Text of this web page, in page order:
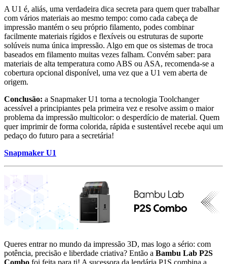
A U1 é, aliás, uma verdadeira dica secreta para quem quer trabalhar
com vários materiais ao mesmo tempo: como cada cabeça de
impressão mantém o seu próprio filamento, podes combinar
facilmente materiais rígidos e flexíveis ou estruturas de suporte
solúveis numa única impressão. Algo em que os sistemas de troca
baseados em filamento muitas vezes falham. Convém saber: para
materiais de alta temperatura como ABS ou ASA, recomenda-se a
cobertura opcional disponível, uma vez que a U1 vem aberta de
origem.
Conclusão: a Snapmaker U1 torna a tecnologia Toolchanger
acessível a principiantes pela primeira vez e resolve assim o maior
problema da impressão multicolor: o desperdício de material. Quem
quer imprimir de forma colorida, rápida e sustentável recebe aqui um
pedaço do futuro para a secretária!
Snapmaker U1
Queres entrar no mundo da impressão 3D, mas logo a sério: com
potência, precisão e liberdade criativa? Então a Bambu Lab P2S
Combo foi feita para ti! A sucessora da lendária P1S combina a